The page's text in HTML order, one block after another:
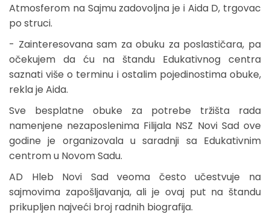
Atmosferom na Sajmu zadovoljna je i Aida D, trgovac
po struci.
- Zainteresovana sam za obuku za poslastičara, pa
očekujem da ću na štandu Edukativnog centra
saznati više o terminu i ostalim pojedinostima obuke,
rekla je Aida.
Sve besplatne obuke za potrebe tržišta rada
namenjene nezaposlenima Filijala NSZ Novi Sad ove
godine je organizovala u saradnji sa Edukativnim
centrom u Novom Sadu.
AD Hleb Novi Sad veoma često učestvuje na
sajmovima zapošljavanja, ali je ovaj put na štandu
prikupljen najveći broj radnih biografija.